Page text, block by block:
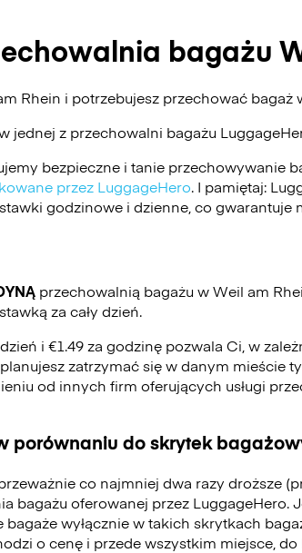
bagażu
Rhein i potrzebujesz przechować bagaż
jednej z przechowalni bagażu
bezpieczne i tanie przechowywanie
przez LuggageHero. I pamiętaj:
godzinowe i dzienne, co gwarantuje
przechowalnią bagażu w Weil am
za cały dzień.
dzień i €1.49 za godzinę pozwala Ci, w
zatrzymać się w danym mieście
od innych firm oferujących usługi
porównaniu do skrytek
co najmniej dwa razy droższe
bagażu oferowanej przez
bagaże wyłącznie w takich skrytkach
o cenę i przede wszystkim miejsce,